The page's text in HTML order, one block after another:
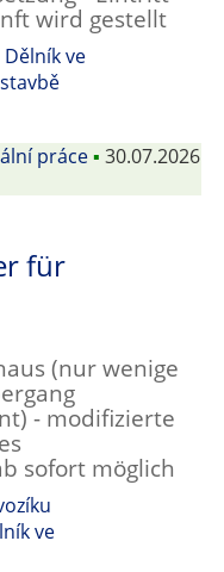
wird gestellt
Dělník ve
práce▪ 30.07.2026
für
(nur wenige
- modifizierte
sofort möglich
ve